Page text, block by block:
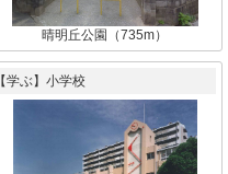
晴明丘公園（735m）
【学ぶ】小学校